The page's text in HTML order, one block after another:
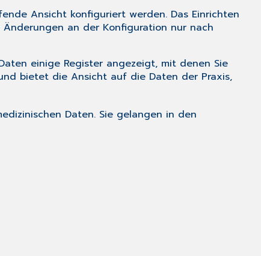
Ansicht konfiguriert werden. Das Einrichten
Änderungen an der Konfiguration nur nach
einige Register angezeigt, mit denen Sie
bietet die Ansicht auf die Daten der Praxis,
Daten. Sie gelangen in den